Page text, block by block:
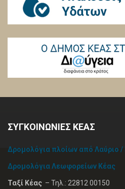
ΣΥΓΚΟΙΝΩΝΙΕΣ ΚΕΑΣ
Δρομολόγια πλοίων από Λαύριο /
Δρομολόγια Λεωφορείων Κέας
Ταξί Κέας – Τηλ.: 22812 00150